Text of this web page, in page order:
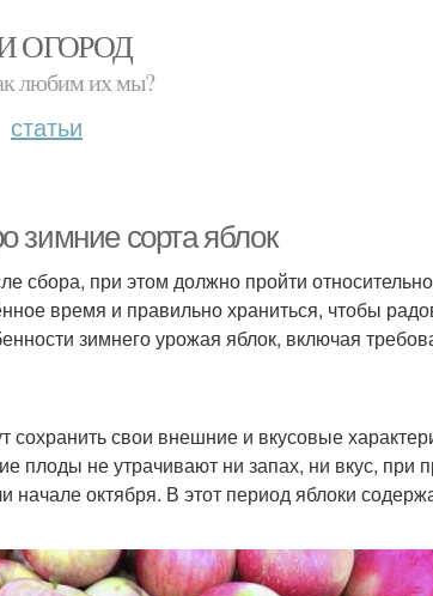
ОГОРОД
любим их мы?
статьи
зимние сорта яблок
сбора, при этом должно пройти
время и правильно храниться, чтобы
зимнего урожая яблок, включая
сохранить свои внешние и вкусовые
плоды не утрачивают ни запах, ни вкус, при
октября. В этот период яблоки